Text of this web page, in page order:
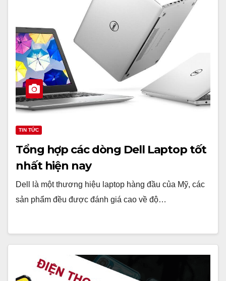
TIN TỨC
Tổng hợp các dòng Dell Laptop tốt
nhất hiện nay
Dell là một thương hiệu laptop hàng đầu của Mỹ, các
sản phẩm đều được đánh giá cao về độ…